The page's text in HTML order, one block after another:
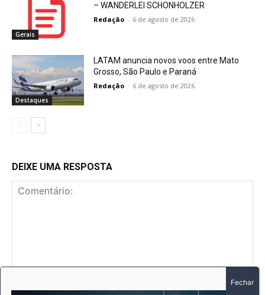
Gerais
– WANDERLEI SCHONHOLZER
Redação - 6 de agosto de 2026
Destaques
LATAM anuncia novos voos entre Mato
Grosso, São Paulo e Paraná
Redação - 6 de agosto de 2026
DEIXE UMA RESPOSTA